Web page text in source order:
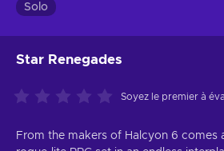
Solo
Star Renegades
Soyez le premier à
From the makers of Halcyon 6 comes